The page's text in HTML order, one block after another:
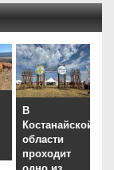
В
Костанайской
области
проходит